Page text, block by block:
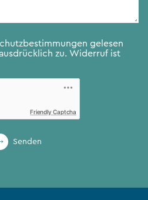
gelesen
zu. Widerruf ist
Friendly Captcha
Senden